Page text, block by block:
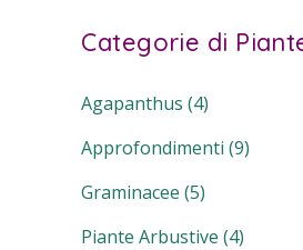
Categorie di
Agapanthus (4)
Approfondimenti (9)
Graminacee (5)
Piante Arbustive (4)